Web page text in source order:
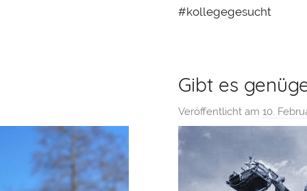
#kollegegesucht
Gibt es
Veröffentlicht am 10.